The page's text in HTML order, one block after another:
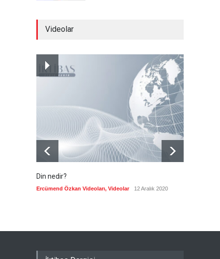
Kolombiya, solcu Petro'nun
yerine aşırı sağcı Espriella'yı
Güncel 8 Ağustos 2026
Videolar
Din nedir?
Ercümend Özkan Videoları, Videolar 12 Aralık 2020